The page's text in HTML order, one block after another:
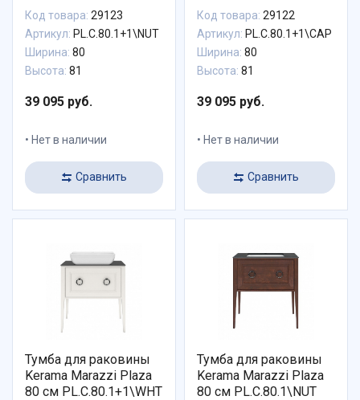
Код товара: 29123
Артикул: PL.C.80.1+1\NUT
Ширина: 80
Высота: 81
39 095 руб.
Нет в наличии
Сравнить
Код товара: 29122
Артикул: PL.C.80.1+1\CAP
Ширина: 80
Высота: 81
39 095 руб.
Нет в наличии
Сравнить
Тумба для раковины
Kerama Marazzi Plaza
80 см PL.C.80.1+1\WHT
Тумба для раковины
Kerama Marazzi Plaza
80 см PL.C.80.1\NUT